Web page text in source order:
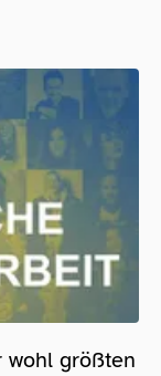
größten